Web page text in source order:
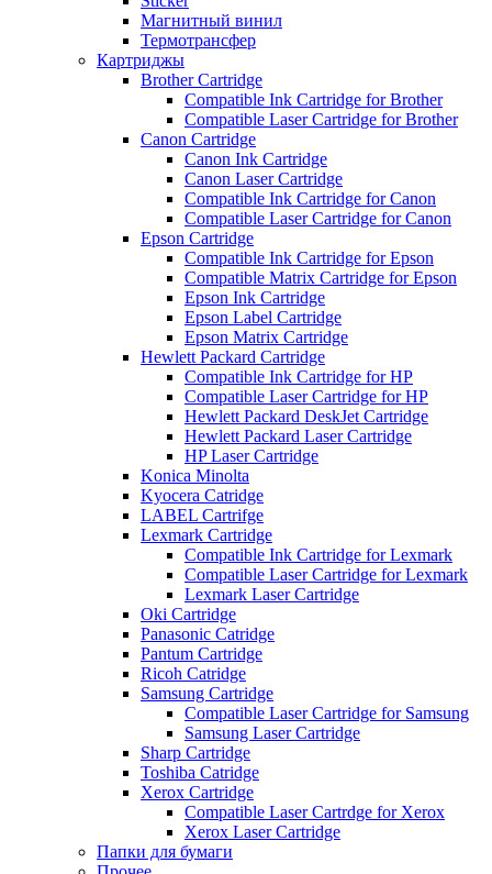
Магнитный винил
Термотрансфер
Картриджы
Brother Cartridge
Compatible Ink Cartridge for Brother
Compatible Laser Cartridge for Brother
Canon Cartridge
Canon Ink Cartridge
Canon Laser Cartridge
Compatible Ink Cartridge for Canon
Compatible Laser Cartridge for Canon
Epson Cartridge
Compatible Ink Cartridge for Epson
Compatible Matrix Cartridge for Epson
Epson Ink Cartridge
Epson Label Cartridge
Epson Matrix Cartridge
Hewlett Packard Cartridge
Compatible Ink Cartridge for HP
Compatible Laser Cartridge for HP
Hewlett Packard DeskJet Cartridge
Hewlett Packard Laser Cartridge
HP Laser Cartridge
Konica Minolta
Kyocera Catridge
LABEL Cartrifge
Lexmark Cartridge
Compatible Ink Cartridge for Lexmark
Compatible Laser Cartridge for Lexmark
Lexmark Laser Cartridge
Oki Cartridge
Panasonic Catridge
Pantum Cartridge
Ricoh Catridge
Samsung Cartridge
Compatible Laser Cartridge for Samsung
Samsung Laser Cartridge
Sharp Cartridge
Toshiba Catridge
Xerox Cartridge
Compatible Laser Cartrdge for Xerox
Xerox Laser Cartridge
Папки для бумаги